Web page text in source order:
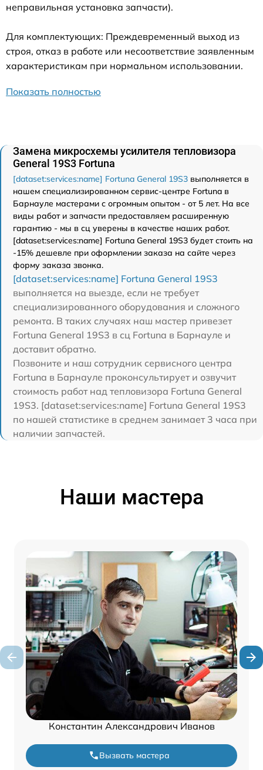
неправильная установка запчасти).
Для комплектующих: Преждевременный выход из
строя, отказ в работе или несоответствие заявленным
характеристикам при нормальном использовании.
Показать полностью
Замена микросхемы усилителя тепловизора
General 19S3 Fortuna
[dataset:services:name] Fortuna General 19S3 выполняется в
нашем специализированном сервис-центре Fortuna в
Барнауле мастерами с огромным опытом - от 5 лет. На все
виды работ и запчасти предоставляем расширенную
гарантию - мы в сц уверены в качестве наших работ.
[dataset:services:name] Fortuna General 19S3 будет стоить на
-15% дешевле при оформлении заказа на сайте через
форму заказа звонка.
[dataset:services:name] Fortuna General 19S3
выполняется на выезде, если не требует
специализированного оборудования и сложного
ремонта. В таких случаях наш мастер привезет
Fortuna General 19S3 в сц Fortuna в Барнауле и
доставит обратно.
Позвоните и наш сотрудник сервисного центра
Fortuna в Барнауле проконсультирует и озвучит
стоимость работ над тепловизора Fortuna General
19S3. [dataset:services:name] Fortuna General 19S3
по нашей статистике в среднем занимает 3 часа при
наличии запчастей.
Наши мастера
Константин Александрович Иванов
Вызвать мастера